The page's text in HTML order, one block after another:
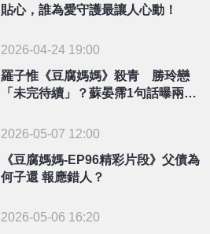
貼心，誰為愛守護最讓人心動！
2026-04-24 19:00
羅子惟《豆腐媽媽》殺青 勝玲戀
「未完待續」？蘇晏霈1句話曝兩人
2026-05-07 12:00
《豆腐媽媽-EP96精彩片段》父債為
何子還 報應錯人？
2026-05-06 16:20